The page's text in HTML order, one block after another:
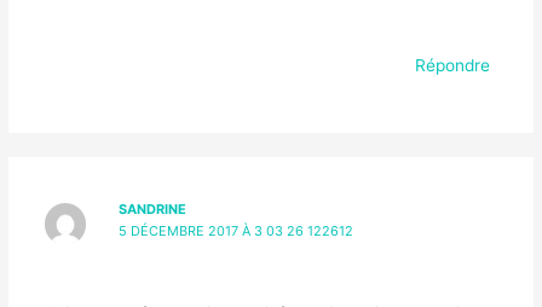
Répondre
SANDRINE
5 DÉCEMBRE 2017 À 3 03 26 122612